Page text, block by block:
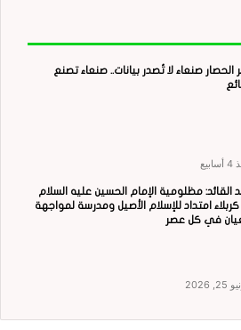
الحصار صنعاء لا تُصدر بيانات.. صنعاء تصنع
القائد: مظلومية الإمام الحسين عليه السلام
امتداد للإسلام الأصيل ومدرسة لمواجهة
في كل عصر
2026